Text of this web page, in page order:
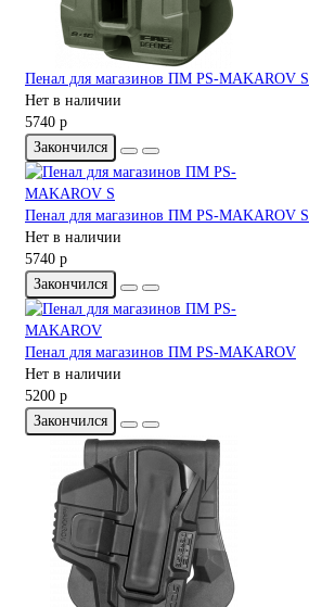
Пенал для магазинов ПМ PS-MAKAROV S
Нет в наличии
5740 р
Закончился
Пенал для магазинов ПМ PS-MAKAROV S
Нет в наличии
5740 р
Закончился
Пенал для магазинов ПМ PS-MAKAROV
Нет в наличии
5200 р
Закончился